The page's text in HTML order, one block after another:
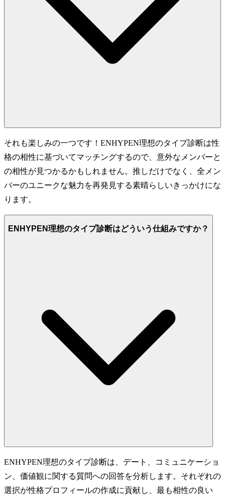
それも楽しみの一つです！ENHYPEN理想のタイプ診断は性
格の相性に基づいてマッチングするので、意外なメンバーと
の相性が見つかるかもしれません。推しだけでなく、全メン
バーのユニークな魅力を再発見する素晴らしいきっかけにな
ります。
ENHYPEN理想のタイプ診断はどういう仕組みですか？
ENHYPEN理想のタイプ診断は、デート、コミュニケーショ
ン、価値観に関する質問への回答を分析します。それぞれの
選択が性格プロフィールの作成に貢献し、最も相性の良い